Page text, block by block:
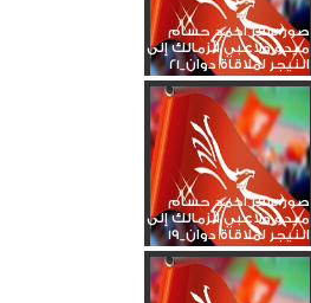
صور سفر أحمد حسام
ميدو ولاعبي الزمالك إلى
النيجر لملاقاة دوان_21
صور سفر أحمد حسام
ميدو ولاعبي الزمالك إلى
النيجر لملاقاة دوان_19